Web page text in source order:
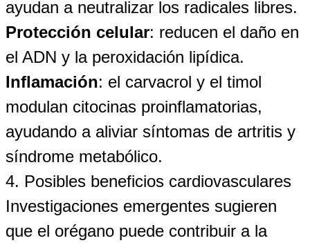
ayudan a neutralizar los radicales libres.
Protección celular: reducen el daño en
el ADN y la peroxidación lipídica.
Inflamación: el carvacrol y el timol
modulan citocinas proinflamatorias,
ayudando a aliviar síntomas de artritis y
síndrome metabólico.
4. Posibles beneficios cardiovasculares
Investigaciones emergentes sugieren
que el orégano puede contribuir a la